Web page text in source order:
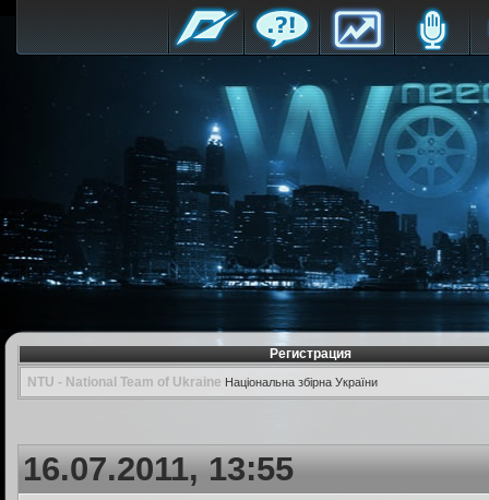
Регистрация
NTU - National Team of Ukraine Національна збірна України
16.07.2011, 13:55